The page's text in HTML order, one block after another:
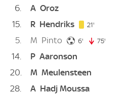
6
A Oroz
15
R Hendriks 21'
5 M Pinto 6' 6. minute
75'
14 P Aaronson
20
M Meulensteen
28
A Hadj Moussa